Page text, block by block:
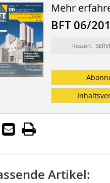
Mehr
BFT 06/
Ressort:
Artikel: